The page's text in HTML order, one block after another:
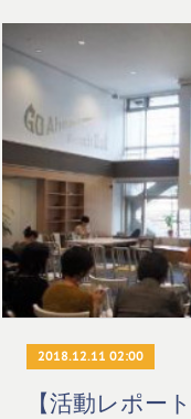
2018.12.11 02:00
【活動レポー